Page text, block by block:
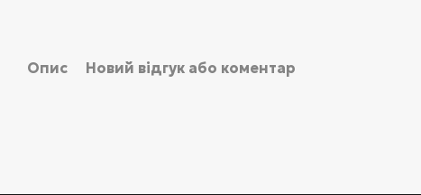
Опис Новий відгук або коментар